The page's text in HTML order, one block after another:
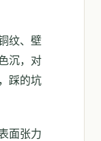
纹、壁
沉，对
踩的坑
面张力